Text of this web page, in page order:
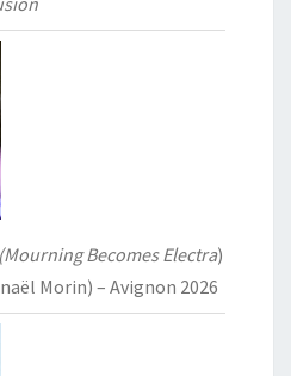
Becomes Electra)
Morin) – Avignon 2026